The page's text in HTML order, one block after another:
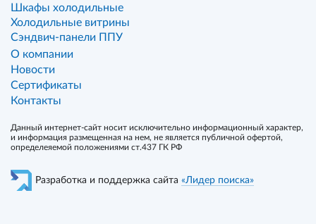
Шкафы холодильные
Холодильные витрины
Сэндвич-панели ППУ
О компании
Новости
Сертификаты
Контакты
Данный интернет-сайт носит исключительно информационный характер,
и информация размещенная на нем, не является публичной офертой,
определеяемой положениями ст.437 ГК РФ
Разработка и поддержка сайта «Лидер поиска»